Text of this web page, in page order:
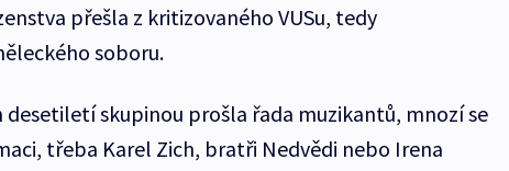
přešla z kritizovaného VUSu, tedy
soboru.
desetiletí skupinou prošla řada muzikantů, mnozí se
třeba Karel Zich, bratři Nedvědi nebo Irena